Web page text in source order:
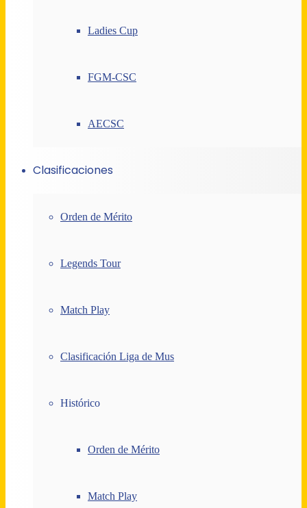
Ladies Cup
FGM-CSC
AECSC
Clasificaciones
Orden de Mérito
Legends Tour
Match Play
Clasificación Liga de Mus
Histórico
Orden de Mérito
Match Play